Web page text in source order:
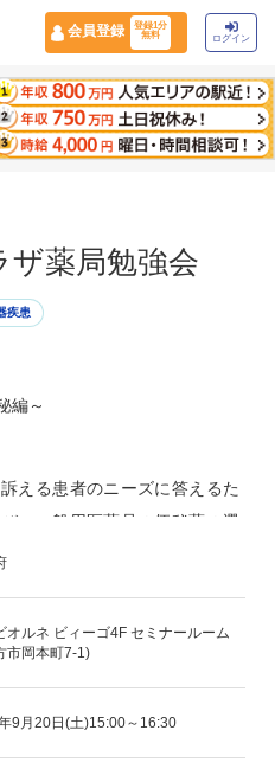
会員登録
登録1分
無料
ログイン
ザ薬局勉強会
疾患
編～
える患者のニーズに答えるた
、一般用医薬品の便秘薬の選
育・育成検討委員会 田中様
オルネ ビィーゴ4F セミナールーム
市岡本町7-1)
9月20日(土)15:00～16:30